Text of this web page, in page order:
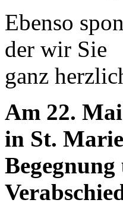
Ebenso
der wir Sie
ganz
Am 22.
in St.
Begegnung